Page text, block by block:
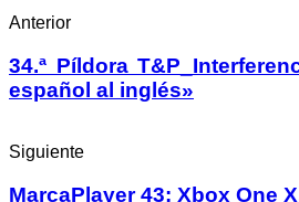
Anterior
34.ª Píldora
español al inglés»
Siguiente
MarcaPlayer 43: Xbox One